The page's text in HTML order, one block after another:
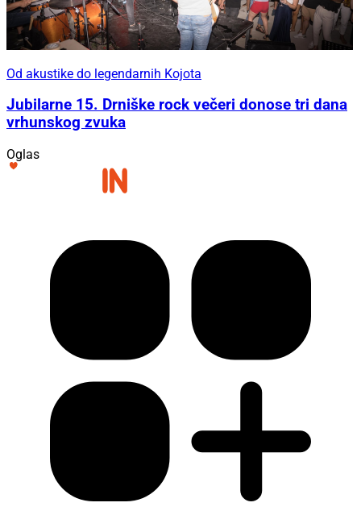
Od akustike do legendarnih Kojota
Jubilarne 15. Drniške rock večeri donose tri dana
Oglas